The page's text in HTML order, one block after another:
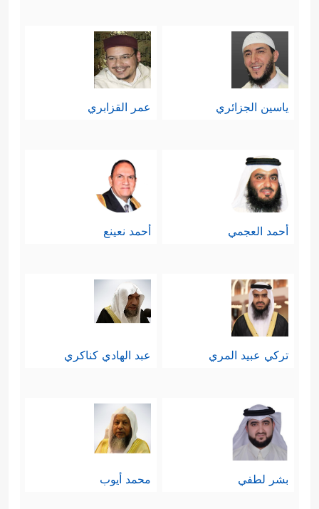
ياسين الجزائري عمر القزابري
أحمد العجمي أحمد نعينع
تركي عبيد المري عبد الهادي كناكري
بشر لطفي محمد أيوب